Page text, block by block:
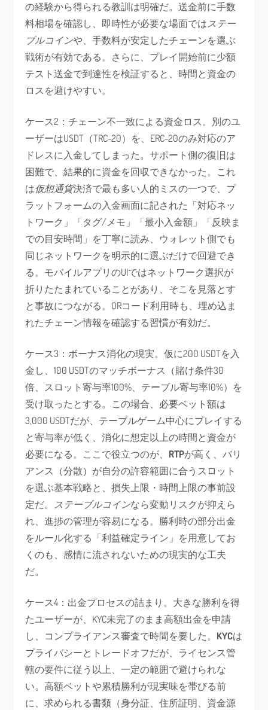
の経験から得られる教訓は明確だ。送金前に手数
料相場を確認し、即時性が必要な場面ではステー
ブルコインや、手数料が安定したチェーンを選ぶ
戦術が有効である。さらに、プレイ開始前に少額
テスト送金で到達性を検証すると、時間と資金の
ロスを避けやすい。
ケース2：チェーン不一致による資金ロス。別のユ
ーザーはUSDT（TRC-20）を、ERC-20のみ対応のア
ドレスに入金してしまった。サポート側の復旧は
困難で、結果的に資金を回収できなかった。これ
は仮想通貨決済で最も多い人的ミスの一つで、プ
ラットフォームの入金画面に記された「対応ネッ
トワーク」「タグ/メモ」「最小入金額」「反映ま
での目安時間」を丁寧に読み、ウォレット側でも
同じネットワークを明示的に選ぶだけで回避でき
る。モバイルアプリのUIではネットワーク選択が
折りたたまれていることがあり、そこを見落とす
と事故につながる。QRコード利用時も、埋め込ま
れたチェーン情報を確認する習慣が有効だ。
ケース3：ボーナス消化の現実。仮に200 USDTを入
金し、100 USDTのマッチボーナス（賭け条件30
倍、スロット寄与率100%、テーブル寄与率10%）を
受け取ったとする。この場合、必要ベット額は
3,000 USDTだが、テーブルゲーム中心にプレイする
と寄与率が低く、消化に想定以上の時間と資金が
必要になる。ここで役立つのが、 RTPが高く、バリ
アンス（分散）が自分の許容範囲に合うスロット
を選ぶ基本戦略と、損失上限・時間上限の事前設
定だ。 ステーブルコインなら変動リスクが抑えら
れ、進捗の管理が容易になる。勝利時の部分出金
をルール化する「利益確定ライン」を用意してお
くのも、感情に流されないための現実的な工夫
だ。
ケース4：出金プロセスの詰まり。大きな勝利を得
たユーザーが、KYC未完了のまま高額出金を申請
し、コンプライアンス審査で時間を要した。 KYCは
プライバシーとトレードオフだが、ライセンス管
轄の要件に従う以上、一定の範囲で避けられな
い。高額ベットや累積勝利が現実味を帯びる前
に、求められる書類（身分証、住所証明、資金源